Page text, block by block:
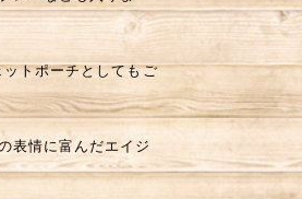
トポーチとしてもご
表情に富んだエイジ